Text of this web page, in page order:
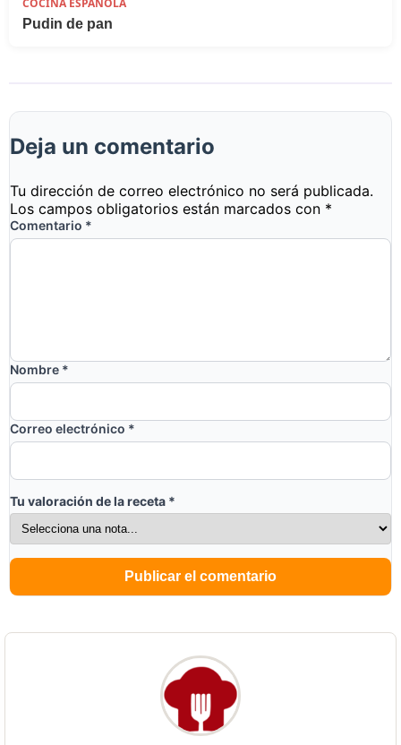
COCINA ESPAÑOLA
Pudin de pan
Deja un comentario
Tu dirección de correo electrónico no será publicada.
Los campos obligatorios están marcados con *
Comentario *
Nombre *
Correo electrónico *
Tu valoración de la receta *